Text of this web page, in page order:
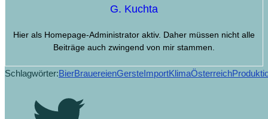
G. Kuchta
Hier als Homepage-Administrator aktiv. Daher müssen nicht alle
Beiträge auch zwingend von mir stammen.
Schlagwörter:BierBrauereienGersteImportKlimaÖsterreich